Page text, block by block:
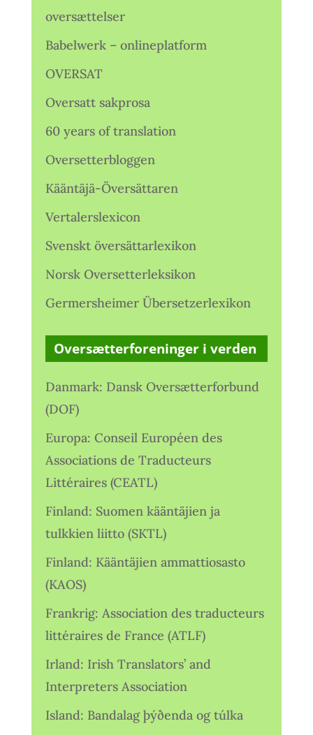
oversættelser
Babelwerk – onlineplatform
OVERSAT
Oversatt sakprosa
60 years of translation
Oversetterbloggen
Kääntäjä-Översättaren
Vertalerslexicon
Svenskt översättarlexikon
Norsk Oversetterleksikon
Germersheimer Übersetzerlexikon
Oversætterforeninger i verden
Danmark: Dansk Oversætterforbund
(DOF)
Europa: Conseil Européen des
Associations de Traducteurs
Littéraires (CEATL)
Finland: Suomen kääntäjien ja
tulkkien liitto (SKTL)
Finland: Kääntäjien ammattiosasto
(KAOS)
Frankrig: Association des traducteurs
littéraires de France (ATLF)
Irland: Irish Translators’ and
Interpreters Association
Island: Bandalag þýðenda og túlka